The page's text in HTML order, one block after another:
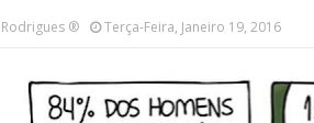
® Terça-Feira, Janeiro 19, 2016